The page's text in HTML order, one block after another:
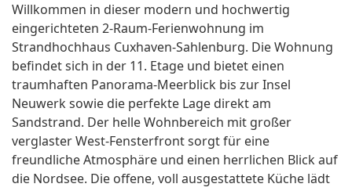
Willkommen in dieser modern und hochwertig
eingerichteten 2-Raum-Ferienwohnung im
Strandhochhaus Cuxhaven-Sahlenburg. Die Wohnung
befindet sich in der 11. Etage und bietet einen
traumhaften Panorama-Meerblick bis zur Insel
Neuwerk sowie die perfekte Lage direkt am
Sandstrand. Der helle Wohnbereich mit großer
verglaster West-Fensterfront sorgt für eine
freundliche Atmosphäre und einen herrlichen Blick auf
die Nordsee. Die offene, voll ausgestattete Küche lädt